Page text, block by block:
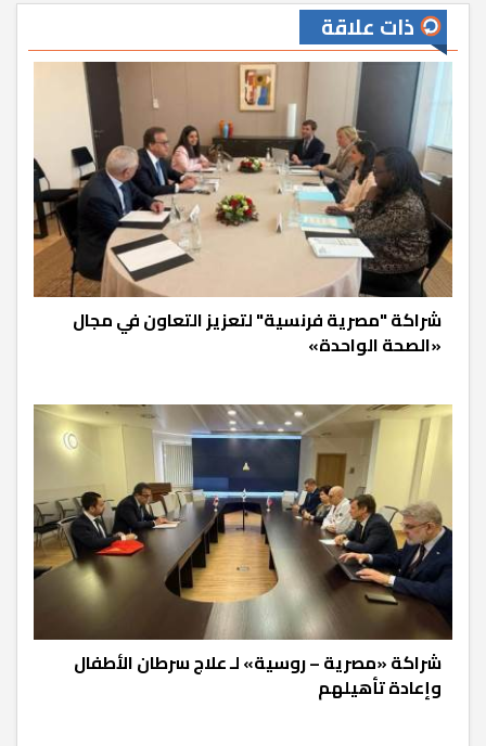
ذات علاقة
شراكة "مصرية فرنسية" لتعزيز التعاون في مجال
«الصحة الواحدة»
شراكة «مصرية – روسية» لـ علاج سرطان الأطفال
وإعادة تأهيلهم